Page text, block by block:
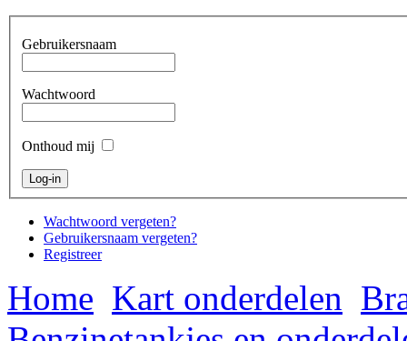
Gebruikersnaam
Wachtwoord
Onthoud mij
Wachtwoord vergeten?
Gebruikersnaam vergeten?
Registreer
Home Kart onderdelen